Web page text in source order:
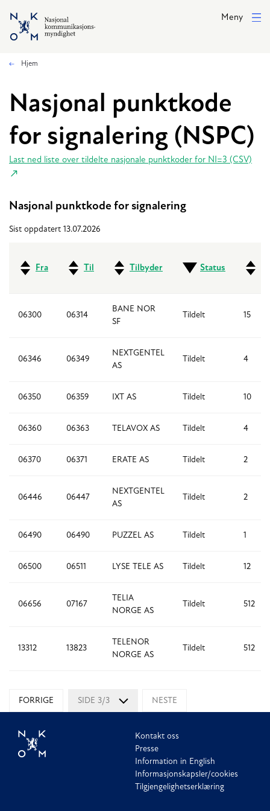
Hopp til hovedinnhold
Meny
Hjem
Nasjonal punktkode
for signalering (NSPC)
Last ned liste over tildelte nasjonale punktkoder for NI=3 (CSV)
Nasjonal punktkode for signalering
Sist oppdatert 13.07.2026
Fra Til Tilbyder Status
06300 06314
BANE NOR
SF
Tildelt 15
06346 06349
NEXTGENTEL
AS
Tildelt 4
06350 06359 IXT AS Tildelt 10
06360 06363 TELAVOX AS Tildelt 4
06370 06371 ERATE AS Tildelt 2
06446 06447
NEXTGENTEL
AS
Tildelt 2
06490 06490 PUZZEL AS Tildelt 1
06500 06511 LYSE TELE AS Tildelt 12
06656 07167
TELIA
NORGE AS
Tildelt 512
13312 13823
TELENOR
NORGE AS
Tildelt 512
FORRIGE SIDE 3/3 NESTE
Kontakt oss
Presse
Information in English
Informasjonskapsler/cookies
Tilgjengelighetserklæring